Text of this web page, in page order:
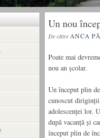
Un nou
De cătreANCA
Poate mai
nou an școlar.
Un început plin
cunoscut
adolescenţei lor.
după vacanţă şi
început plin de